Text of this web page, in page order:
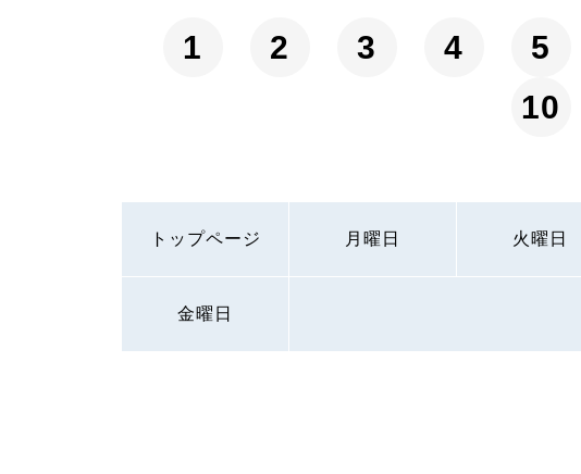
1 2 3 4 5
10
トップページ 月曜日 火曜日
金曜日